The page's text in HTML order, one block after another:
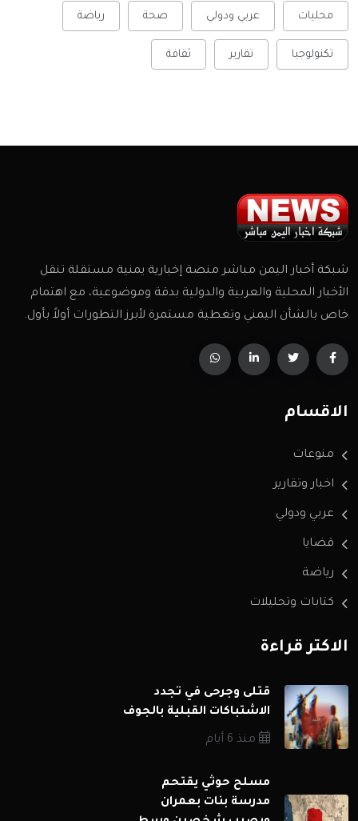
محليات عربي ودولي صحة رياضة
تكنولوجيا تقارير ثقافة
شبكة أخبار اليمن مباشر منصة إخبارية يمنية مستقلة تنقل
الأخبار المحلية والعربية والدولية بدقة وموضوعية، مع اهتمام
خاص بالشأن اليمني وتغطية مستمرة لأبرز التطورات أولاً بأول.
الاقسام
منوعات
اخبار وتقارير
عربي ودولي
قضايا
رياضة
كتابات وتحليلات
الاكثر قراءة
قتلى وجرحى في تجدد
الاشتباكات القبلية بالجوف
منذ 6 أيام
مسلح حوثي يقتحم
مدرسة بنات بعمران